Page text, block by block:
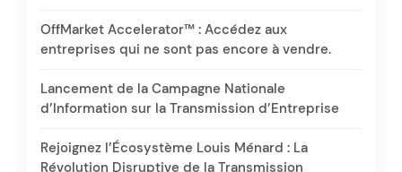
OffMarket Accelerator™ : Accédez aux
entreprises qui ne sont pas encore à vendre.
Lancement de la Campagne Nationale
d’Information sur la Transmission d’Entreprise
Rejoignez l’Écosystème Louis Ménard : La
Révolution Disruptive de la Transmission